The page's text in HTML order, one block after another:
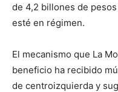
de 4,2 billones de
esté en régimen.
El mecanismo que La
beneficio ha recibido
de centroizquierda y